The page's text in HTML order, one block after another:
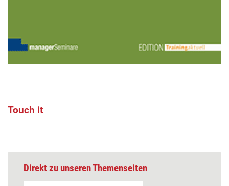
Touch it
Direkt zu unseren Themenseiten